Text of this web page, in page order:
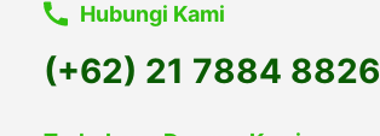
Hubungi Kami
(+62) 21 7884 8826